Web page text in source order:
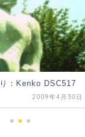
：Kenko DSC517
2009年4月30日